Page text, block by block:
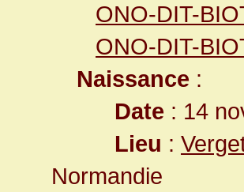
ONO-DIT-
ONO-DIT-
Naissance :
Date : 14
Lieu :
Normandie